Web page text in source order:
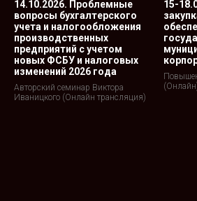
14.10.2026. Проблемные
вопросы бухгалтерского
учета и налогообложения
производственных
предприятий с учетом
новых ФСБУ и налоговых
изменений 2026 года
Авторский семинар Виктора
Иваницкого (Онлайн трансляция)
15-